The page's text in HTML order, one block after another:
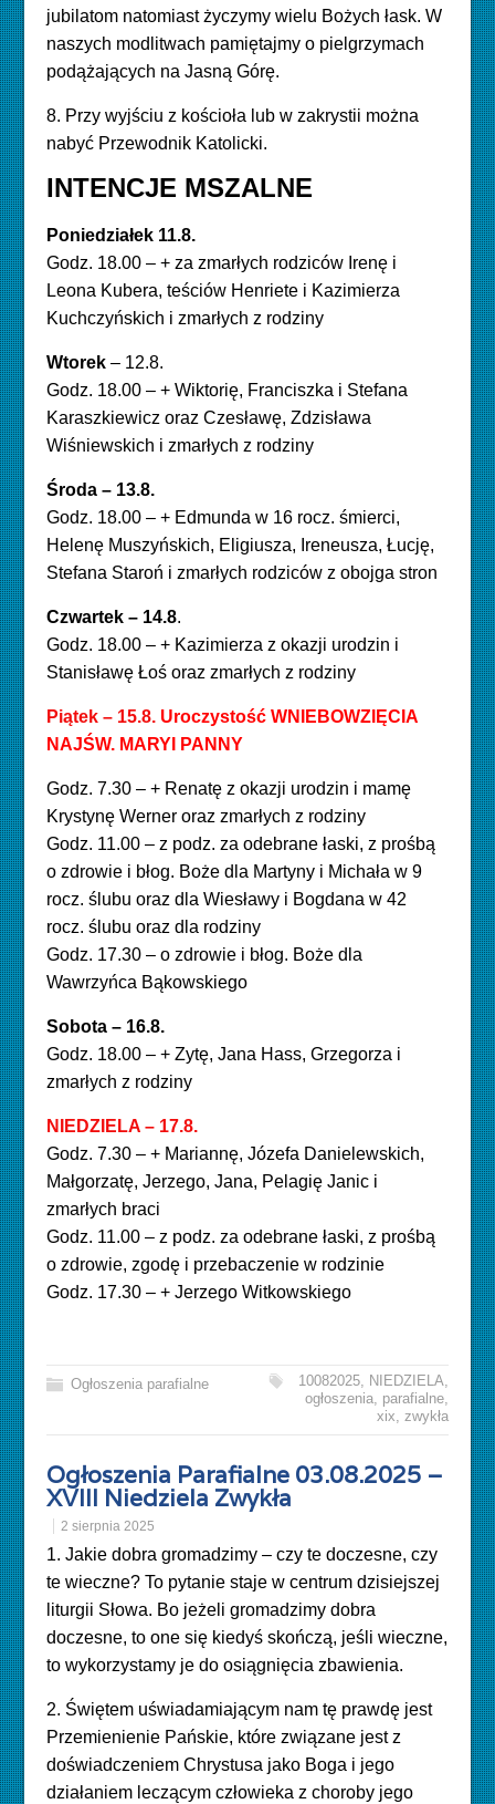
jubilatom natomiast życzymy wielu Bożych łask. W
naszych modlitwach pamiętajmy o pielgrzymach
podążających na Jasną Górę.
8. Przy wyjściu z kościoła lub w zakrystii można
nabyć Przewodnik Katolicki.
INTENCJE MSZALNE
Poniedziałek 11.8.
Godz. 18.00 – + za zmarłych rodziców Irenę i
Leona Kubera, teściów Henriete i Kazimierza
Kuchczyńskich i zmarłych z rodziny
Wtorek – 12.8.
Godz. 18.00 – + Wiktorię, Franciszka i Stefana
Karaszkiewicz oraz Czesławę, Zdzisława
Wiśniewskich i zmarłych z rodziny
Środa – 13.8.
Godz. 18.00 – + Edmunda w 16 rocz. śmierci,
Helenę Muszyńskich, Eligiusza, Ireneusza, Łucję,
Stefana Staroń i zmarłych rodziców z obojga stron
Czwartek – 14.8.
Godz. 18.00 – + Kazimierza z okazji urodzin i
Stanisławę Łoś oraz zmarłych z rodziny
Piątek – 15.8. Uroczystość WNIEBOWZIĘCIA
NAJŚW. MARYI PANNY
Godz. 7.30 – + Renatę z okazji urodzin i mamę
Krystynę Werner oraz zmarłych z rodziny
Godz. 11.00 – z podz. za odebrane łaski, z prośbą
o zdrowie i błog. Boże dla Martyny i Michała w 9
rocz. ślubu oraz dla Wiesławy i Bogdana w 42
rocz. ślubu oraz dla rodziny
Godz. 17.30 – o zdrowie i błog. Boże dla
Wawrzyńca Bąkowskiego
Sobota – 16.8.
Godz. 18.00 – + Zytę, Jana Hass, Grzegorza i
zmarłych z rodziny
NIEDZIELA – 17.8.
Godz. 7.30 – + Mariannę, Józefa Danielewskich,
Małgorzatę, Jerzego, Jana, Pelagię Janic i
zmarłych braci
Godz. 11.00 – z podz. za odebrane łaski, z prośbą
o zdrowie, zgodę i przebaczenie w rodzinie
Godz. 17.30 – + Jerzego Witkowskiego
Ogłoszenia parafialne 10082025, NIEDZIELA,
ogłoszenia, parafialne,
xix, zwykła
Ogłoszenia Parafialne 03.08.2025 –
XVIII Niedziela Zwykła
2 sierpnia 2025
1. Jakie dobra gromadzimy – czy te doczesne, czy
te wieczne? To pytanie staje w centrum dzisiejszej
liturgii Słowa. Bo jeżeli gromadzimy dobra
doczesne, to one się kiedyś skończą, jeśli wieczne,
to wykorzystamy je do osiągnięcia zbawienia.
2. Świętem uświadamiającym nam tę prawdę jest
Przemienienie Pańskie, które związane jest z
doświadczeniem Chrystusa jako Boga i jego
działaniem leczącym człowieka z choroby jego